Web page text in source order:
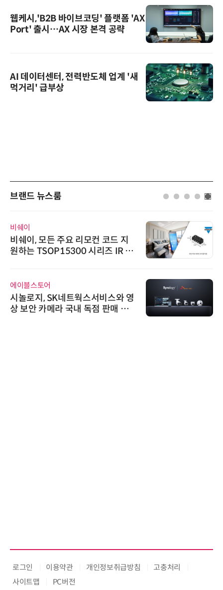
웹케시,'B2B 바이브코딩' 플랫폼 'AX
Port' 출시…AX 시장 본격 공략
AI 데이터센터, 전력반도체 업계 '새
먹거리' 급부상
브랜드 뉴스룸
비쉐이
비쉐이, 모든 주요 리모컨 코드 지
원하는 TSOP15300 시리즈 IR 수
에이블스토어
시놀로지, SK네트웍스서비스와 영
상 보안 카메라 국내 독점 판매 파
로그인 이용약관 개인정보취급방침
고충처리
사이트맵
PC버전